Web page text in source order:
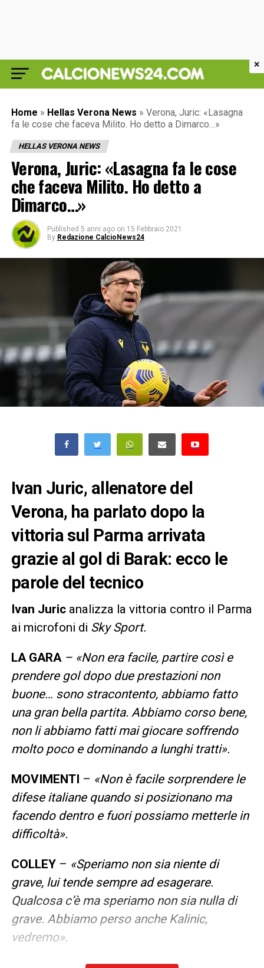
Home » Hellas Verona News » Verona, Juric: «Lasagna
fa le cose che faceva Milito. Ho detto a Dimarco…»
HELLAS VERONA NEWS
Verona, Juric: «Lasagna fa le cose
che faceva Milito. Ho detto a
Dimarco…»
Published 5 anni ago on 15 Febbraio 2021
By Redazione CalcioNews24
Ivan Juric, allenatore del
Verona, ha parlato dopo la
vittoria sul Parma arrivata
grazie al gol di Barak: ecco le
parole del tecnico
Ivan Juricanalizza la vittoria contro il Parma
ai microfoni di Sky Sport.
LA GARA – «Non era facile, partire così e
prendere gol dopo due prestazioni non
buone… sono stracontento, abbiamo fatto
una gran bella partita. Abbiamo corso bene,
non li abbiamo fatti mai giocare soffrendo
molto poco e dominando a lunghi tratti».
MOVIMENTI – «Non è facile sorprendere le
difese italiane quando si posizionano ma
facendo dentro e fuori possiamo metterle in
difficoltà».
COLLEY– «Speriamo non sia niente di
grave, lui tende sempre ad esagerare.
Qualcosa c’è ma speriamo non sia nulla di
grave. Abbiamo perso anche Kalinic,
vedremo».
×